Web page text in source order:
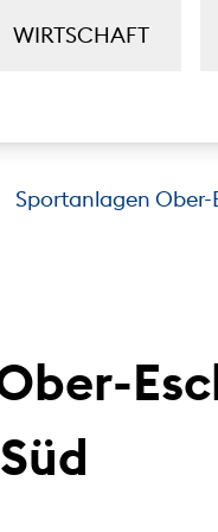
WIRTSCHAFT
Sportanlagen Ober-